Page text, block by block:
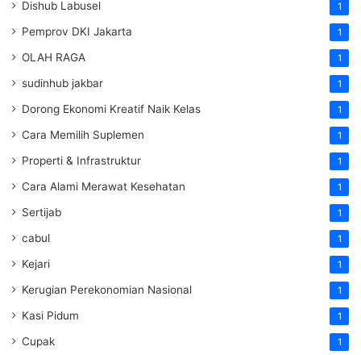
Dishub Labusel 1
Pemprov DKI Jakarta 1
OLAH RAGA 1
sudinhub jakbar 1
Dorong Ekonomi Kreatif Naik Kelas 1
Cara Memilih Suplemen 1
Properti & Infrastruktur 1
Cara Alami Merawat Kesehatan 1
Sertijab 1
cabul 1
Kejari 1
Kerugian Perekonomian Nasional 1
Kasi Pidum 1
Cupak 1